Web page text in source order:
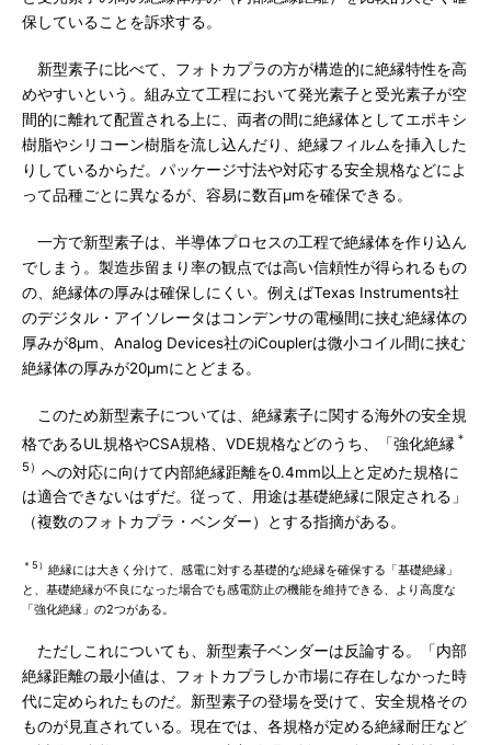
保していることを訴求する。
新型素子に比べて、フォトカプラの方が構造的に絶縁特性を高
めやすいという。組み立て工程において発光素子と受光素子が空
間的に離れて配置される上に、両者の間に絶縁体としてエポキシ
樹脂やシリコーン樹脂を流し込んだり、絶縁フィルムを挿入した
りしているからだ。パッケージ寸法や対応する安全規格などによ
って品種ごとに異なるが、容易に数百μmを確保できる。
一方で新型素子は、半導体プロセスの工程で絶縁体を作り込ん
でしまう。製造歩留まり率の観点では高い信頼性が得られるもの
の、絶縁体の厚みは確保しにくい。例えばTexas Instruments社
のデジタル・アイソレータはコンデンサの電極間に挟む絶縁体の
厚みが8μm、Analog Devices社のiCouplerは微小コイル間に挟む
絶縁体の厚みが20μmにとどまる。
このため新型素子については、絶縁素子に関する海外の安全規
格であるUL規格やCSA規格、VDE規格などのうち、「強化絶縁 ＊
5） への対応に向けて内部絶縁距離を0.4mm以上と定めた規格に
は適合できないはずだ。従って、用途は基礎絶縁に限定される」
（複数のフォトカプラ・ベンダー）とする指摘がある。
＊5） 絶縁には大きく分けて、感電に対する基礎的な絶縁を確保する「基礎絶縁」
と、基礎絶縁が不良になった場合でも感電防止の機能を維持できる、より高度な
「強化絶縁」の2つがある。
ただしこれについても、新型素子ベンダーは反論する。「内部
絶縁距離の最小値は、フォトカプラしか市場に存在しなかった時
代に定められたものだ。新型素子の登場を受けて、安全規格その
ものが見直されている。現在では、各規格が定める絶縁耐圧など